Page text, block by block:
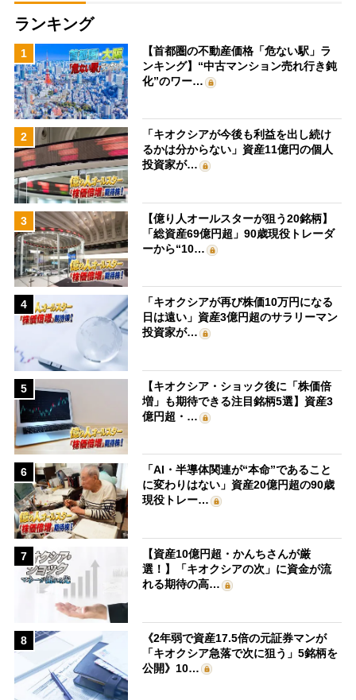
ランキング
1
【首都圏の不動産価格「危ない駅」ラ
ンキング】“中古マンション売れ行き鈍
化”のワー…
2
「キオクシアが今後も利益を出し続け
るかは分からない」資産11億円の個人
投資家が…
3
【億り人オールスターが狙う20銘柄】
「総資産69億円超」90歳現役トレーダ
ーから“10…
4
「キオクシアが再び株価10万円になる
日は遠い」資産3億円超のサラリーマン
投資家が…
5
【キオクシア・ショック後に「株価倍
増」も期待できる注目銘柄5選】資産3
億円超・…
6
「AI・半導体関連が“本命”であること
に変わりはない」資産20億円超の90歳
現役トレー…
7
【資産10億円超・かんちさんが厳
選！】「キオクシアの次」に資金が流
れる期待の高…
8
《2年弱で資産17.5倍の元証券マンが
「キオクシア急落で次に狙う」5銘柄を
公開》10…